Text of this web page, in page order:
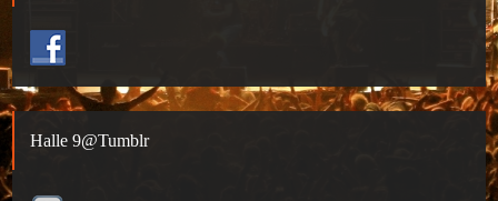
Halle 9@Tumblr